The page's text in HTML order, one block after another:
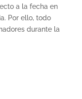
a la fecha en
Por ello, todo
durante la